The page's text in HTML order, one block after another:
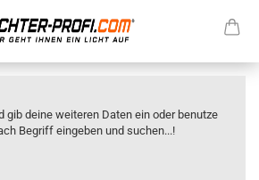
gib deine weiteren Daten ein oder benutze
Begriff eingeben und suchen...!